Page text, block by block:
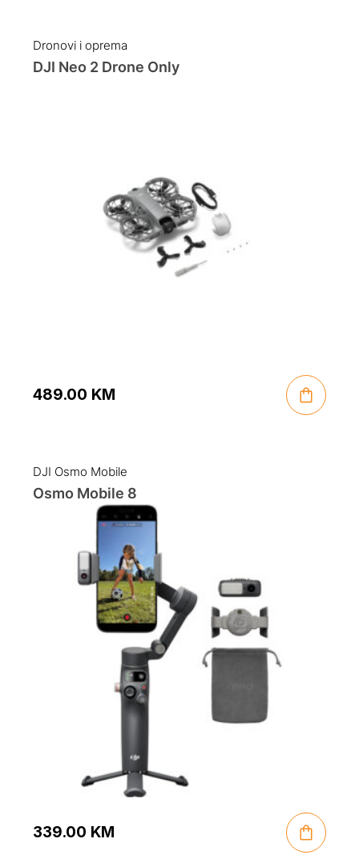
Dronovi i oprema
DJI Neo 2 Drone Only
489.00 KM
DJI Osmo Mobile
Osmo Mobile 8
339.00 KM